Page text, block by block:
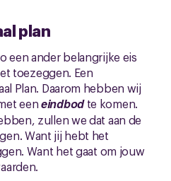
plan
een ander belangrijke eis
toezeggen. Een
Plan. Daarom hebben wij
eeneindbodte komen.
zullen we dat aan de
Want jij hebt het
Want het gaat om jouw